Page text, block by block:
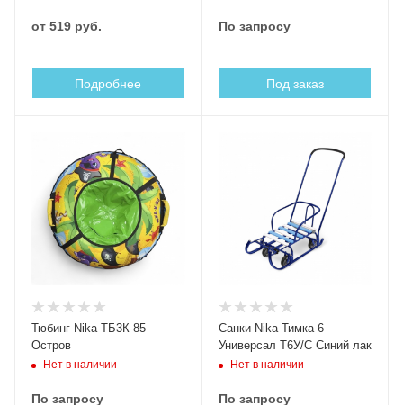
от 519 руб.
Подробнее
По запросу
Под заказ
Тюбинг Nika ТБ3К-85
Остров
Нет в наличии
По запросу
Санки Nika Тимка 6
Универсал Т6У/С Синий лак
Нет в наличии
По запросу